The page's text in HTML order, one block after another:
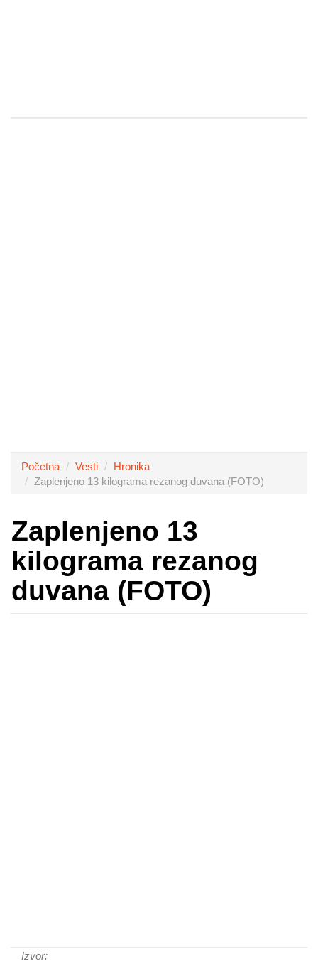
Početna Vesti
Hronika
Zaplenjeno 13 kilograma rezanog duvana (FOTO)
Zaplenjeno 13
kilograma rezanog
duvana (FOTO)
Izvor: